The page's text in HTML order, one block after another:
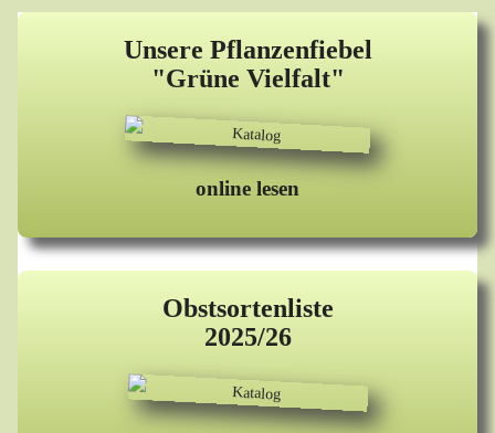
Unsere Pflanzenfiebel
"Grüne Vielfalt"
online lesen
Obstsortenliste
2025/26